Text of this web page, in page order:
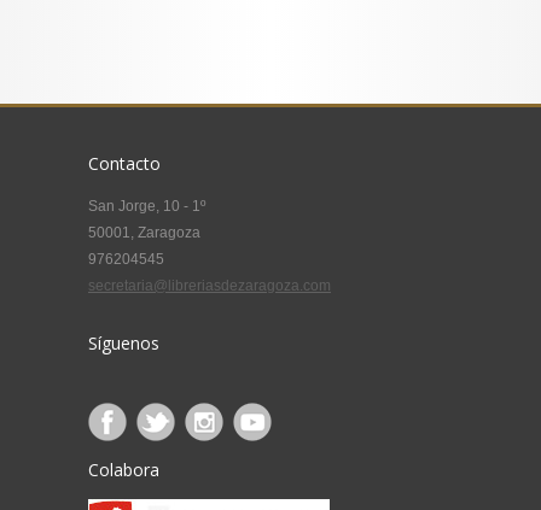
Contacto
San Jorge, 10 - 1º
50001, Zaragoza
976204545
secretaria@libreriasdezaragoza.com
Síguenos
Colabora